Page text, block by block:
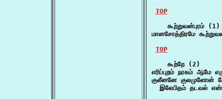
TOP
    கூற்றுவன்புரம் (1)
மானசோத்திரமே
TOP
    கூற்றே (2)
எரிப்புறம் நரகம்
குலீனனே குலமுளோன்
இலேபிதம் தடவல்